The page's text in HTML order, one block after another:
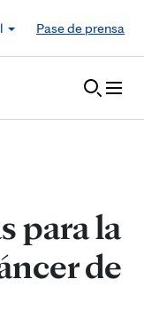
Pase de prensa
para la
de